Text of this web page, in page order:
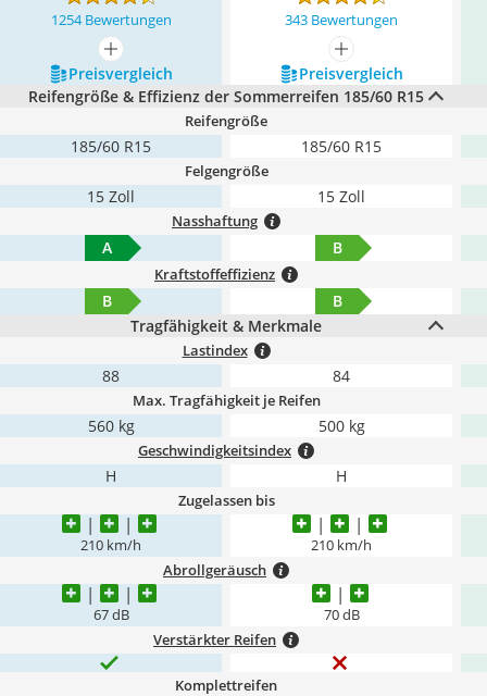
1254 Bewertungen 343 Bewertungen
mehr anzeigen
mehr anzeigen
Preis­vergleich
Preis­vergleich
Reifengröße & Effizienz der Sommerreifen 185/60 R15
Reifengröße
185/60 R15 185/60 R15
Felgengröße
15 Zoll 15 Zoll
Nasshaftung
A B
Kraftstoffeffizienz
B
B
Tragfähigkeit & Merkmale
Lastindex
88 84
Max. Tragfähigkeit je Reifen
560 kg 500 kg
Geschwindigkeitsindex
H H
Zugelassen bis
210 km/h 210 km/h
Abrollgeräusch
67 dB 70 dB
Verstärkter Reifen
Komplettreifen